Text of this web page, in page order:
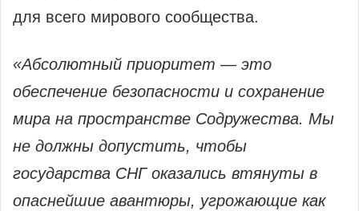
для всего мирового сообщества.
«Абсолютный приоритет — это
обеспечение безопасности и сохранение
мира на пространстве Содружества. Мы
не должны допустить, чтобы
государства СНГ оказались втянуты в
опаснейшие авантюры, угрожающие как